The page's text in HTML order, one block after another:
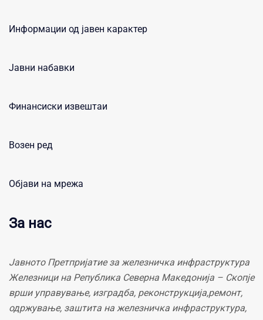
Информации од јавен карактер
Јавни набавки
Финансиски извештаи
Возен ред
Објави на мрежа
За нас
Јавното Претпријатие за железничка инфраструктура
Железници на Република Северна Македонија – Скопје
врши управување, изградба, реконструкција,ремонт,
одржување, заштита на железничка инфраструктура,